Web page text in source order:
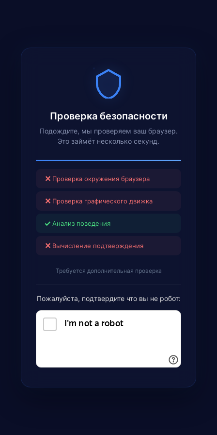
Проверка безопасности
Подождите, мы проверяем ваш браузер.
Это займёт несколько секунд.
✕ Проверка окружения браузера
✕ Проверка графического движка
✓ Анализ поведения
✕ Вычисление подтверждения
Требуется дополнительная проверка
Пожалуйста, подтвердите что вы не робот: